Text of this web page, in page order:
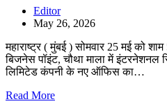
Editor
May 26, 2026
महाराष्ट्र ( मुंबई ) सोमवार 25 मई को
बिजनेस पॉइंट, चौथा माला में इंटरनेशनल
लिमिटेड कंपनी के नए ऑफिस का…
Read More